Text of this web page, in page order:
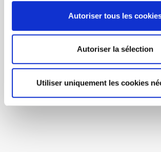
Autoriser tous les
Autoriser la sélection
Utiliser uniquement les cookies